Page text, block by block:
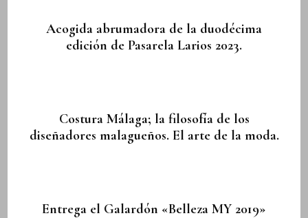
Acogida abrumadora de la duodécima
edición de Pasarela Larios 2023.
Costura Málaga; la filosofía de los
diseñadores malagueños. El arte de la moda.
Entrega el Galardón «Belleza MY 2019»